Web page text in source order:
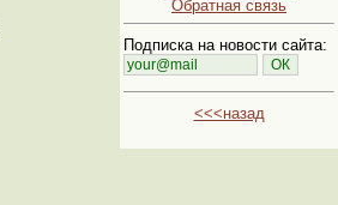
Обратная связь
Подписка на новости сайта:
<<<назад